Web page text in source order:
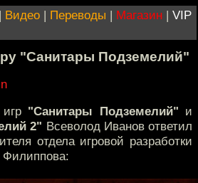
| Видео | Переводы | Магазин | VIP
"Санитары Подземелий"
"Санитары Подземелий" и
2" Всеволод Иванов ответил
отдела игровой разработки